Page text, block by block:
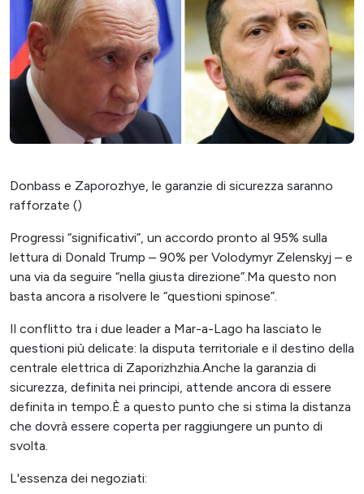
Donbass e Zaporozhye, le garanzie di sicurezza saranno
rafforzate ()
Progressi “significativi”, un accordo pronto al 95% sulla
lettura di Donald Trump – 90% per Volodymyr Zelenskyj – e
una via da seguire “nella giusta direzione”.Ma questo non
basta ancora a risolvere le “questioni spinose”.
Il conflitto tra i due leader a Mar-a-Lago ha lasciato le
questioni più delicate: la disputa territoriale e il destino della
centrale elettrica di Zaporizhzhia.Anche la garanzia di
sicurezza, definita nei principi, attende ancora di essere
definita in tempo.È a questo punto che si stima la distanza
che dovrà essere coperta per raggiungere un punto di
svolta.
L'essenza dei negoziati: